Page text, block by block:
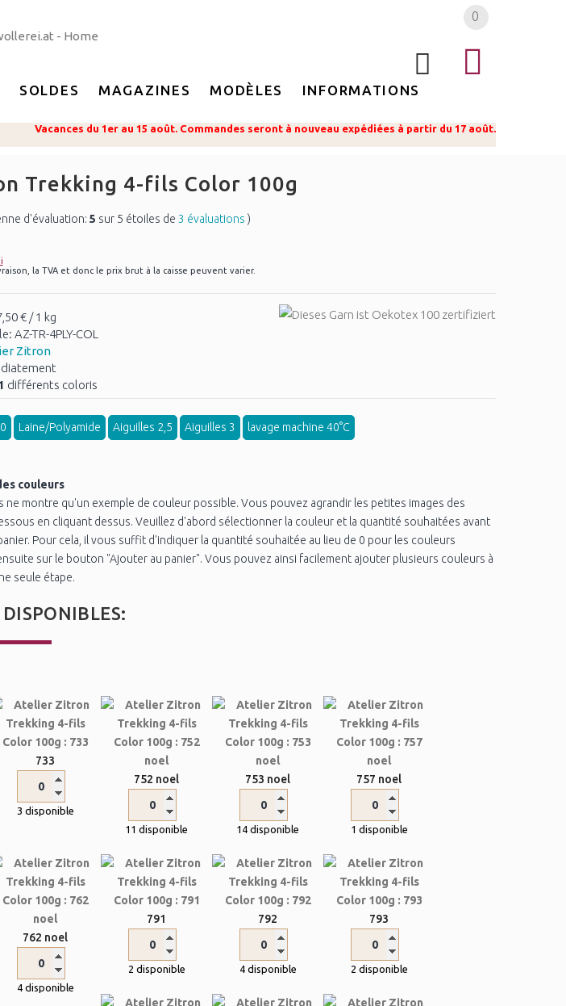
0
SOLDES MAGAZINES MODÈLES INFORMATIONS
Vacances du 1er au 15 août. Commandes seront à nouveau expédiées à partir du 17 août.
Trekking 4-fils Color 100g
d'évaluation: 5 sur 5 étoiles de 3 évaluations )
la TVA et donc le prix brut à la caisse peuvent varier.
€ / 1 kg
AZ-TR-4PLY-COL
Zitron
différents coloris
Laine/Polyamide Aiguilles 2,5 Aiguilles 3 lavage machine 40°C
couleurs
ne montre qu'un exemple de couleur possible. Vous pouvez agrandir les petites images des
en cliquant dessus. Veuillez d'abord sélectionner la couleur et la quantité souhaitées avant
Pour cela, il vous suffit d'indiquer la quantité souhaitée au lieu de 0 pour les couleurs
sur le bouton "Ajouter au panier". Vous pouvez ainsi facilement ajouter plusieurs couleurs à
seule étape.
DISPONIBLES:
733
3 disponible
752 noel
11 disponible
753 noel
14 disponible
757 noel
1 disponible
762 noel
4 disponible
791
2 disponible
792
4 disponible
793
2 disponible